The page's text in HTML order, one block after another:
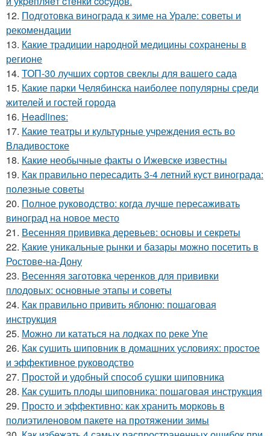
12. Подготовка винограда к зиме на Урале: советы и
рекомендации
13. Какие традиции народной медицины сохранены в
регионе
14. ТОП-30 лучших сортов свеклы для вашего сада
15. Какие парки Челябинска наиболее популярны среди
жителей и гостей города
16. Headlines:
17. Какие театры и культурные учреждения есть во
Владивостоке
18. Какие необычные факты о Ижевске известны
19. Как правильно пересадить 3-4 летний куст винограда:
полезные советы
20. Полное руководство: когда лучше пересаживать
виноград на новое место
21. Весенняя прививка деревьев: основы и секреты
22. Какие уникальные рынки и базары можно посетить в
Ростове-на-Дону
23. Весенняя заготовка черенков для прививки
плодовых: основные этапы и советы
24. Как правильно привить яблоню: пошаговая
инструкция
25. Можно ли кататься на лодках по реке Упе
26. Как сушить шиповник в домашних условиях: простое
и эффективное руководство
27. Простой и удобный способ сушки шиповника
28. Как сушить плоды шиповника: пошаговая инструкция
29. Просто и эффективно: как хранить морковь в
полиэтиленовом пакете на протяжении зимы